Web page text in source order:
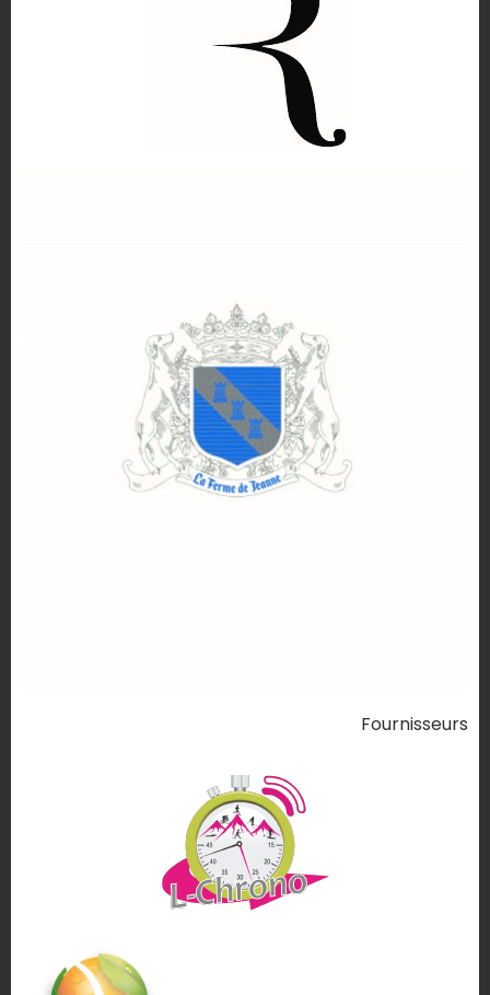
Fournisseurs